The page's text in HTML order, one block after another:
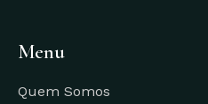
Menu
Quem Somos